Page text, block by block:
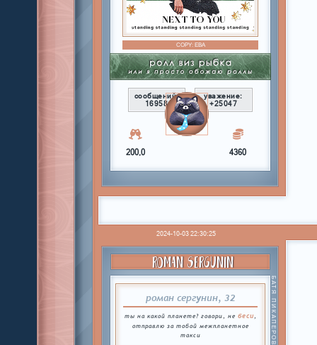
COPY:ЕВА
сообщений:
16958
уважение:
+25047
200,0 4360
2024-10-03 22:30:25
ROMAN SERGUNIN
роман сергунин, 32
ты на какой планете? говори, не беси,
отправлю за тобой межпланетное
такси
БАТЯ ПИКАПЕРОВ